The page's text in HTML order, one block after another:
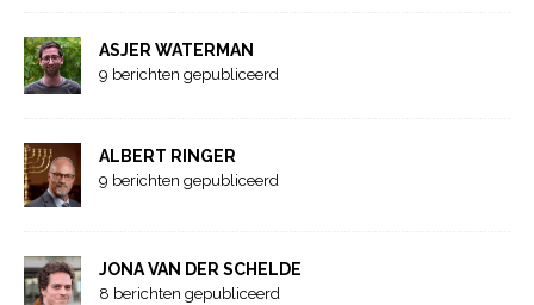
ASJER WATERMAN
9 berichten gepubliceerd
ALBERT RINGER
9 berichten gepubliceerd
JONA VAN DER SCHELDE
8 berichten gepubliceerd